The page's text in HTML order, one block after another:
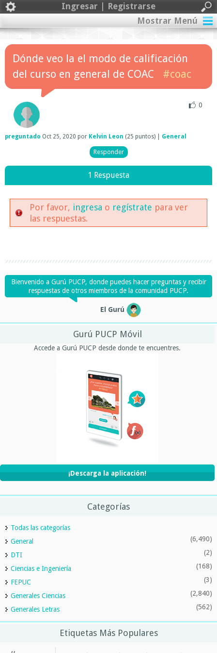
Ingresar | Registrarse
Mostrar Menú
Dónde veo la el modo de calificación
del curso en general de COAC
#coac
0
preguntado Oct 25, 2020 por Kelvin Leon (25 puntos) General
1 Respuesta
Por favor, ingresa o regístrate para ver
las respuestas.
Bienvenido a Gurú PUCP, donde puedes hacer preguntas y recibir
respuestas de otros miembros de la comunidad PUCP.
El Gurú
Gurú PUCP Móvil
Accede a Gurú PUCP desde donde te encuentres.
¡Descarga la aplicación!
Categorías
Todas las categorías
General
(6,490)
DTI (2)
Ciencias e Ingeniería (168)
FEPUC (3)
Generales Ciencias (2,840)
Generales Letras (562)
Etiquetas Más Populares